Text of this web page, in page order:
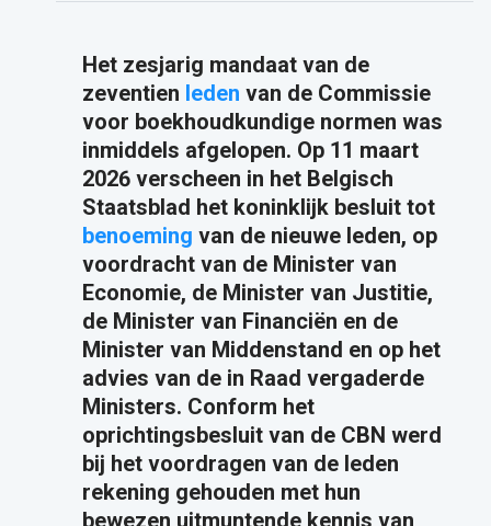
Het zesjarig mandaat van de
zeventien leden van de Commissie
voor boekhoudkundige normen was
inmiddels afgelopen. Op 11 maart
2026 verscheen in het Belgisch
Staatsblad het koninklijk besluit tot
benoeming van de nieuwe leden, op
voordracht van de Minister van
Economie, de Minister van Justitie,
de Minister van Financiën en de
Minister van Middenstand en op het
advies van de in Raad vergaderde
Ministers. Conform het
oprichtingsbesluit van de CBN werd
bij het voordragen van de leden
rekening gehouden met hun
bewezen uitmuntende kennis van